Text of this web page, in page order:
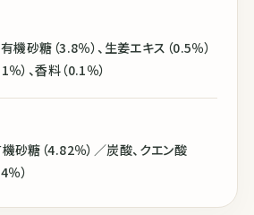
機砂糖（3.8％）、生姜エキス（0.5％）
）、香料（0.1％）
機砂糖（4.82％）／炭酸、クエン酸
％）